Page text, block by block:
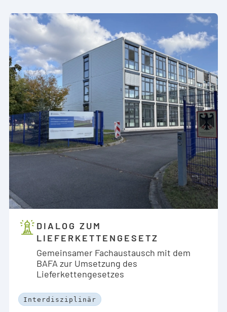
DIALOG ZUM
LIEFERKETTENGESETZ
Gemeinsamer Fachaustausch mit dem
BAFA zur Umsetzung des
Lieferkettengesetzes
Interdisziplinär